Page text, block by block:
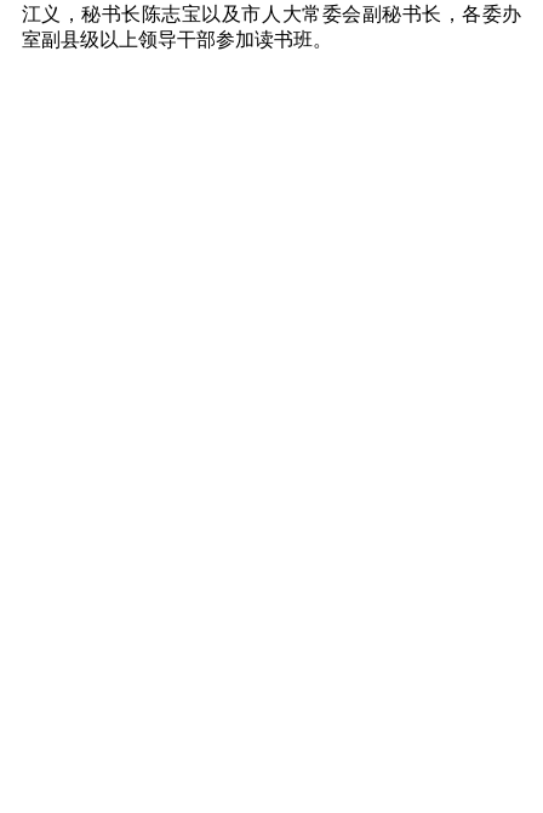
江义，秘书长陈志宝以及市人大常委会副秘书长，各委办
室副县级以上领导干部参加读书班。